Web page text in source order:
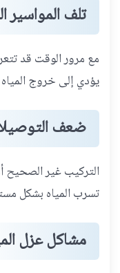
تلف المواسير
مع مرور الوقت قد
يؤدي إلى خروج
ضعف
التركيب غير
تسرب المياه بشكل
مشاكل عزل